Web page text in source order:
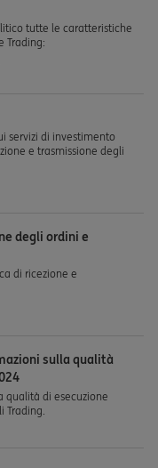
tutte le caratteristiche
Trading:
servizi di investimento
e trasmissione degli
degli ordini e
di ricezione e
sulla qualità
qualità di esecuzione
Trading.